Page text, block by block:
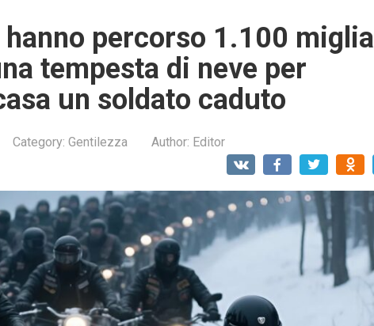
percorso 1.100 miglia
tempesta di neve per
un soldato caduto
Category: Gentilezza Author: Editor